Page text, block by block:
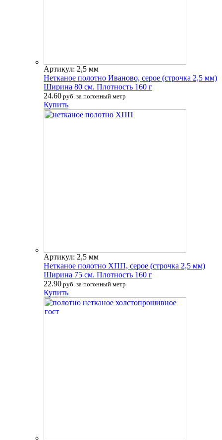
Артикул: 2,5 мм
Нетканое полотно Иваново, серое (строчка 2,5 мм)
Ширина 80 см. Плотность 160 г
24.60 руб. за погонный метр
Купить
Артикул: 2,5 мм
Нетканое полотно ХПП, серое (строчка 2,5 мм)
Ширина 75 см. Плотность 160 г
22.90 руб. за погонный метр
Купить